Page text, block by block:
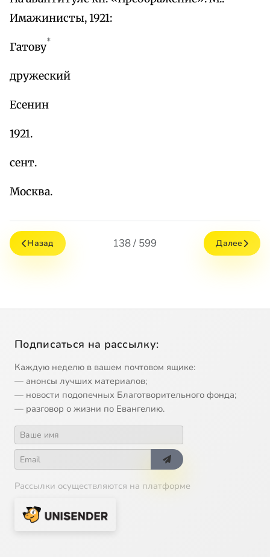
Имажинисты, 1921:
Гатову*
дружеский
Есенин
1921.
сент.
Москва.
Назад 138 / 599 Далее
Подписаться на рассылку:
Каждую неделю в вашем почтовом ящике:
— анонсы лучших материалов;
— новости подопечных Благотворительного фонда;
— разговор о жизни по Евангелию.
Рассылки осуществляются на платформе